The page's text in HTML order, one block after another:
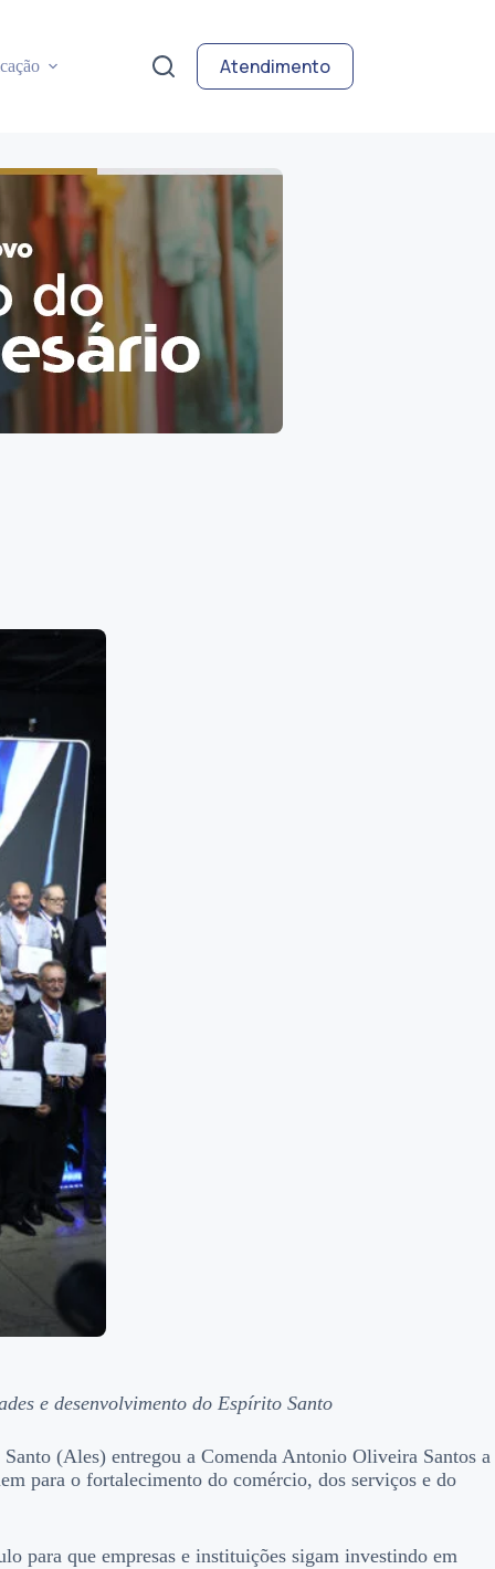
Atendimento
e desenvolvimento do Espírito Santo
(Ales) entregou a Comenda Antonio Oliveira Santos a
para o fortalecimento do comércio, dos serviços e do
para que empresas e instituições sigam investindo em